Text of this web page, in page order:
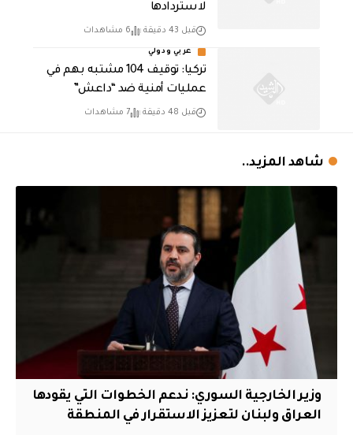
لاستردادها
قبل 43 دقيقة 6 مشاهدات
عربي ودولي
تركيا: توقيف 104 مشتبه بهم في
عمليات أمنية ضد “داعش”
قبل 48 دقيقة 7 مشاهدات
شاهد المزيد..
وزير الخارجية السوري: ندعم الخطوات التي يقودها
العراق ولبنان لتعزيز الاستقرار في المنطقة